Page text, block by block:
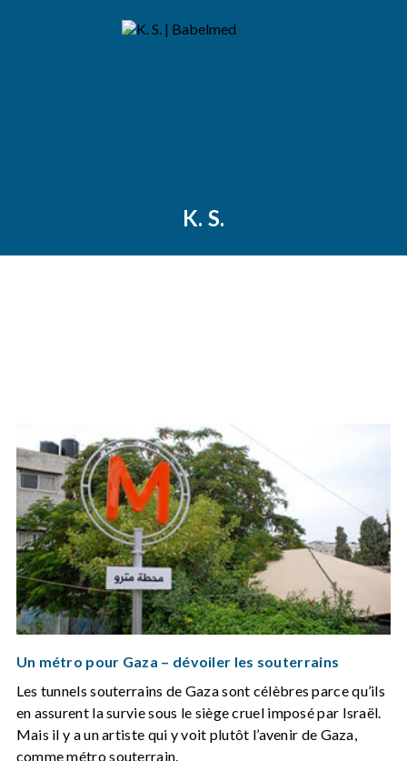
K. S.
Un métro pour Gaza – dévoiler les souterrains
Les tunnels souterrains de Gaza sont célèbres parce qu’ils
en assurent la survie sous le siège cruel imposé par Israël.
Mais il y a un artiste qui y voit plutôt l’avenir de Gaza,
comme métro souterrain.